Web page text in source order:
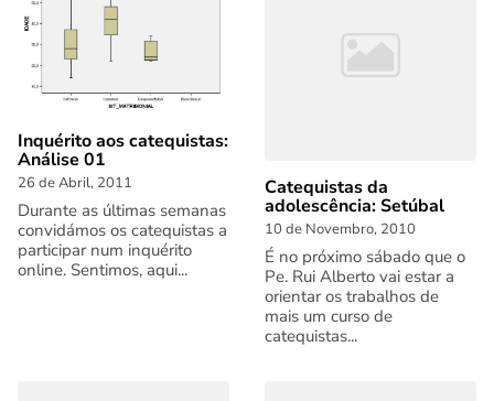
Inquérito aos catequistas:
Análise 01
26 de Abril, 2011
Durante as últimas semanas
convidámos os catequistas a
participar num inquérito
online. Sentimos, aqui...
Catequistas da
adolescência: Setúbal
10 de Novembro, 2010
É no próximo sábado que o
Pe. Rui Alberto vai estar a
orientar os trabalhos de
mais um curso de
catequistas...